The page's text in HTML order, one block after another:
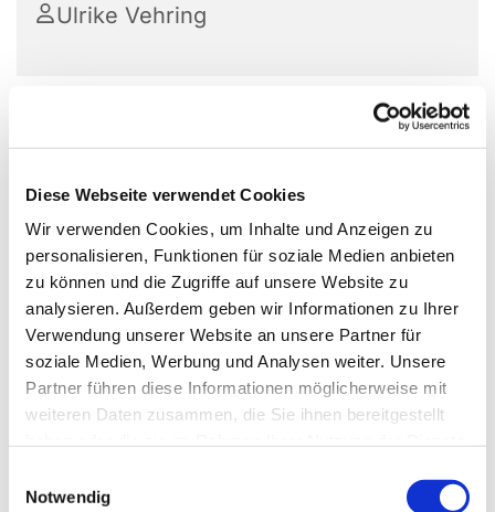
Diese Webseite verwendet Cookies
Wir verwenden Cookies, um Inhalte und Anzeigen zu
personalisieren, Funktionen für soziale Medien anbieten
zu können und die Zugriffe auf unsere Website zu
analysieren. Außerdem geben wir Informationen zu Ihrer
Verwendung unserer Website an unsere Partner für
soziale Medien, Werbung und Analysen weiter. Unsere
Partner führen diese Informationen möglicherweise mit
weiteren Daten zusammen, die Sie ihnen bereitgestellt
Notwendig
Ulrike Vehring